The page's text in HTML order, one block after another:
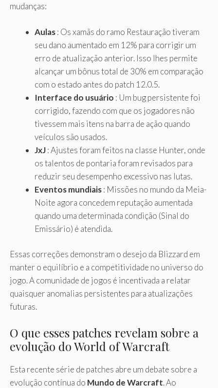
mudanças:
Aulas: Os xamãs do ramo Restauração tiveram
seu dano aumentado em 12% para corrigir um
erro de atualização anterior. Isso lhes permite
alcançar um bônus total de 30% em comparação
com o estado antes do patch 12.0.5.
Interface do usuário : Um bug persistente foi
corrigido, fazendo com que os jogadores não
tivessem mais itens na barra de ação quando
veículos são usados.
JxJ: Ajustes foram feitos na classe Hunter, onde
os talentos de pontaria foram revisados ​​para
reduzir seu desempenho excessivo nas lutas.
Eventos mundiais: Missões no mundo da Meia-
Noite agora concedem reputação aumentada
quando uma determinada condição (Sinal do
Emissário) é atendida.
Essas correções demonstram o desejo da Blizzard em
manter o equilíbrio e a competitividade no universo do
jogo. A comunidade de jogos é incentivada a relatar
quaisquer anomalias persistentes para atualizações
futuras.
O que esses patches revelam sobre a
evolução do World of Warcraft
Esta recente série de patches abre um debate sobre a
evolução contínua do Mundo de Warcraft. Ao